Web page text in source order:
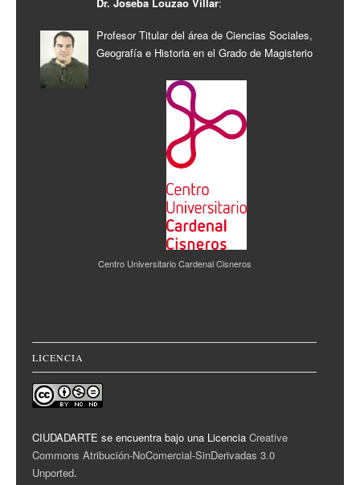
Profesor Titular del área de Ciencias Sociales,
Geografía e Historia en el Grado de Magisterio
Centro Universitario Cardenal Cisneros
LICENCIA
CIUDADARTE se encuentra bajo una Licencia Creative
Commons Atribución-NoComercial-SinDerivadas 3.0
Unported.